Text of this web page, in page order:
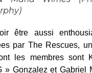
être aussi
par The Rescues,
les membres sont
» Gonzalez et Gabriel